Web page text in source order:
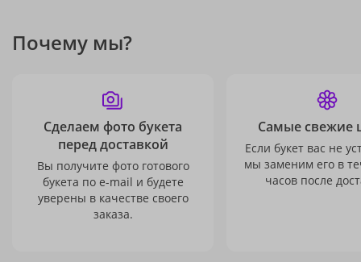
Почему мы?
Сделаем фото букета
перед доставкой
Вы получите фото готового
букета по e-mail и будете
уверены в качестве своего
заказа.
Самые свежие
Если букет вас не
мы заменим его в
часов после